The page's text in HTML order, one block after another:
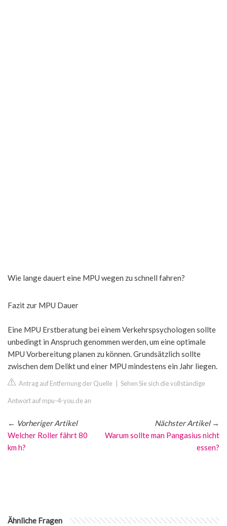
Wie lange dauert eine MPU wegen zu schnell fahren?
Fazit zur MPU Dauer
Eine MPU Erstberatung bei einem Verkehrspsychologen sollte
unbedingt in Anspruch genommen werden, um eine optimale
MPU Vorbereitung planen zu können. Grundsätzlich sollte
zwischen dem Delikt und einer MPU mindestens ein Jahr liegen.
Antrag auf Entfernung der Quelle Sehen Sie sich die vollständige
Antwort auf mpu-4-you.de an
← Vorheriger Artikel
Welcher Roller fährt 80
km h?
Nächster Artikel→
Warum sollte man Pangasius nicht
essen?
Ähnliche Fragen